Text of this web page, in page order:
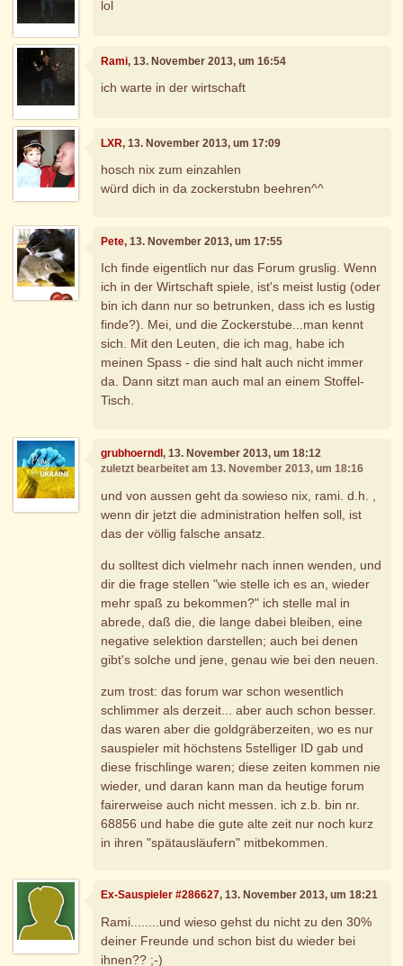
lol
Rami, 13. November 2013, um 16:54
ich warte in der wirtschaft
LXR, 13. November 2013, um 17:09
hosch nix zum einzahlen
würd dich in da zockerstubn beehren^^
Pete, 13. November 2013, um 17:55
Ich finde eigentlich nur das Forum gruslig. Wenn
ich in der Wirtschaft spiele, ist's meist lustig (oder
bin ich dann nur so betrunken, dass ich es lustig
finde?). Mei, und die Zockerstube...man kennt
sich. Mit den Leuten, die ich mag, habe ich
meinen Spass - die sind halt auch nicht immer
da. Dann sitzt man auch mal an einem Stoffel-
Tisch.
grubhoerndl, 13. November 2013, um 18:12
zuletzt bearbeitet am 13. November 2013, um 18:16
und von aussen geht da sowieso nix, rami. d.h. ,
wenn dir jetzt die administration helfen soll, ist
das der völlig falsche ansatz.
du solltest dich vielmehr nach innen wenden, und
dir die frage stellen "wie stelle ich es an, wieder
mehr spaß zu bekommen?" ich stelle mal in
abrede, daß die, die lange dabei bleiben, eine
negative selektion darstellen; auch bei denen
gibt's solche und jene, genau wie bei den neuen.
zum trost: das forum war schon wesentlich
schlimmer als derzeit... aber auch schon besser.
das waren aber die goldgräberzeiten, wo es nur
sauspieler mit höchstens 5stelliger ID gab und
diese frischlinge waren; diese zeiten kommen nie
wieder, und daran kann man da heutige forum
fairerweise auch nicht messen. ich z.b. bin nr.
68856 und habe die gute alte zeit nur noch kurz
in ihren "spätausläufern" mitbekommen.
Ex-Sauspieler #286627, 13. November 2013, um 18:21
Rami........und wieso gehst du nicht zu den 30%
deiner Freunde und schon bist du wieder bei
ihnen?? ;-)